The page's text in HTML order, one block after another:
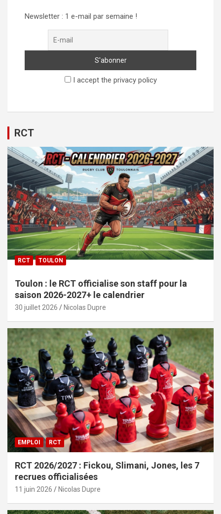
Newsletter : 1 e-mail par semaine !
I accept the privacy policy
RCT
RCT TOULON
Toulon : le RCT officialise son staff pour la
saison 2026-2027+ le calendrier
30 juillet 2026 Nicolas Dupre
EMPLOI RCT
RCT 2026/2027 : Fickou, Slimani, Jones, les 7
recrues officialisées
11 juin 2026 Nicolas Dupre